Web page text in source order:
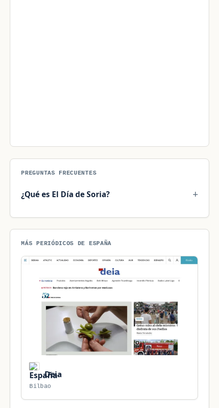
PREGUNTAS FRECUENTES
¿Qué es El Día de Soria?
MÁS PERIÓDICOS DE ESPAÑA
Deia
Bilbao